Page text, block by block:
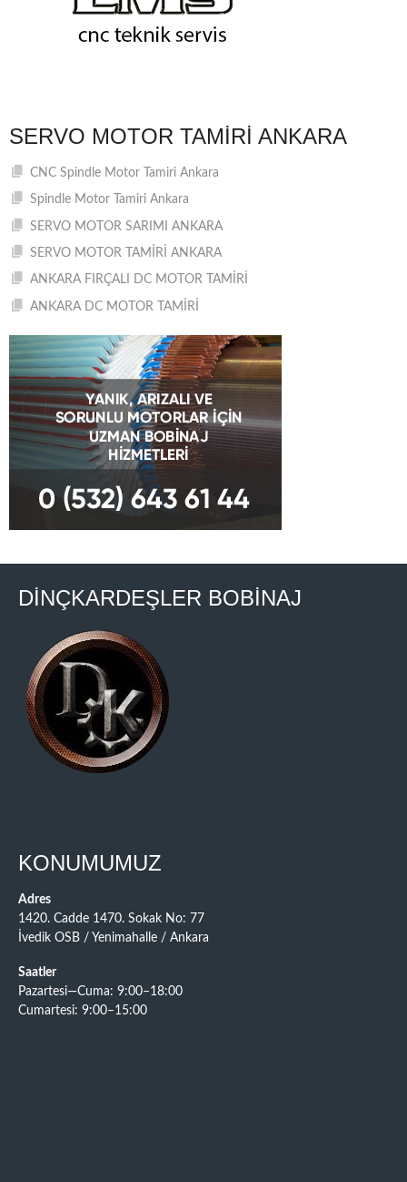
SERVO MOTOR TAMIRI ANKARA
CNC Spindle Motor Tamiri Ankara
Spindle Motor Tamiri Ankara
SERVO MOTOR SARIMI ANKARA
SERVO MOTOR TAMİRİ ANKARA
ANKARA FIRÇALI DC MOTOR TAMİRİ
ANKARA DC MOTOR TAMİRİ
DİNÇKARDEŞLER BOBİNAJ
KONUMUMUZ
Adres
1420. Cadde 1470. Sokak No: 77
İvedik OSB / Yenimahalle / Ankara
Saatler
Pazartesi—Cuma: 9:00–18:00
Cumartesi: 9:00–15:00